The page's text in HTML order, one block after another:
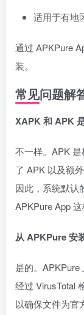
适用于有地
通过 APKPure
装。
常见问题解
XAPK 和 APK
不一样。APK
了 APK 以及额
因此，系统默认
APKPure App 这
从 APKPure 安
是的。APKPure
经过 VirusTotal
以确保文件为官